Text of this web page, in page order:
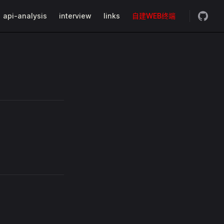
api-analysis interview links 自建WEB终端